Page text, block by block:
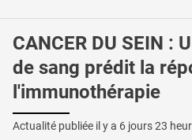
CANCER DU SEIN :
de sang prédit la
l'immunothérapie
Actualité publiée il y a 6 jours 23